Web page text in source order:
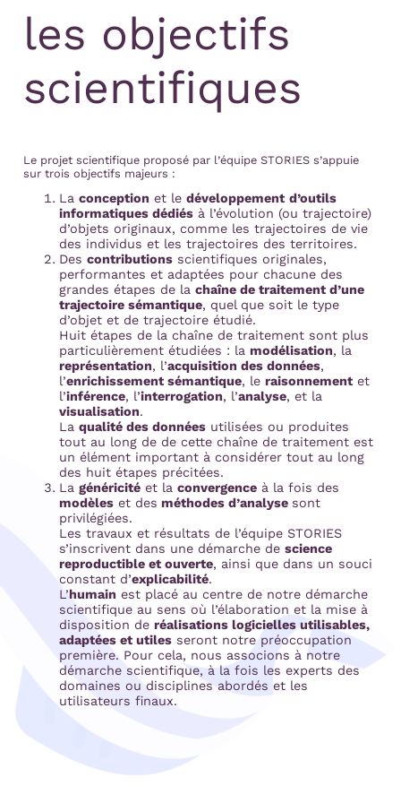
les objectifs
scientifiques
Le projet scientifique proposé par l’équipe STORIES s’appuie
sur trois objectifs majeurs :
La conception et le développement d’outils
informatiques dédiésà l’évolution (ou trajectoire)
d’objets originaux, comme les trajectoires de vie
des individus et les trajectoires des territoires.
Des contributionsscientifiques originales,
performantes et adaptées pour chacune des
grandes étapes de la chaîne de traitement d’une
trajectoire sémantique, quel que soit le type
d’objet et de trajectoire étudié.
Huit étapes de la chaîne de traitement sont plus
particulièrement étudiées : la modélisation, la
représentation, l’acquisition des données,
l’enrichissement sémantique, le raisonnementet
l’inférence, l’interrogation, l’analyse, et la
visualisation.
La qualité des donnéesutilisées ou produites
tout au long de de cette chaîne de traitement est
un élément important à considérer tout au long
des huit étapes précitées.
La généricitéet la convergenceà la fois des
modèleset des méthodes d’analyse sont
privilégiées.
Les travaux et résultats de l’équipe STORIES
s’inscrivent dans une démarche de science
reproductible et ouverte, ainsi que dans un souci
constant d’explicabilité.
L’humain est placé au centre de notre démarche
scientifique au sens où l’élaboration et la mise à
disposition de réalisations logicielles utilisables,
adaptées et utilesseront notre préoccupation
première. Pour cela, nous associons à notre
démarche scientifique, à la fois les experts des
domaines ou disciplines abordés et les
utilisateurs finaux.